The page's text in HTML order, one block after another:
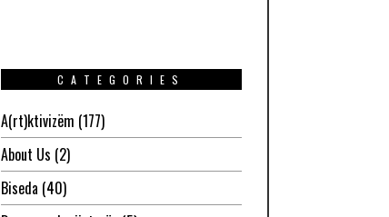
CATEGORIES
A(rt)ktivizëm (177)
About Us (2)
Biseda (40)